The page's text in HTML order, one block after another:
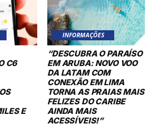
C6
E
INFORMAÇÕES
“DESCUBRA O PARAÍSO
EM ARUBA: NOVO VOO
DA LATAM COM
CONEXÃO EM LIMA
TORNA AS PRAIAS MAIS
FELIZES DO CARIBE
AINDA MAIS
ACESSÍVEIS!”